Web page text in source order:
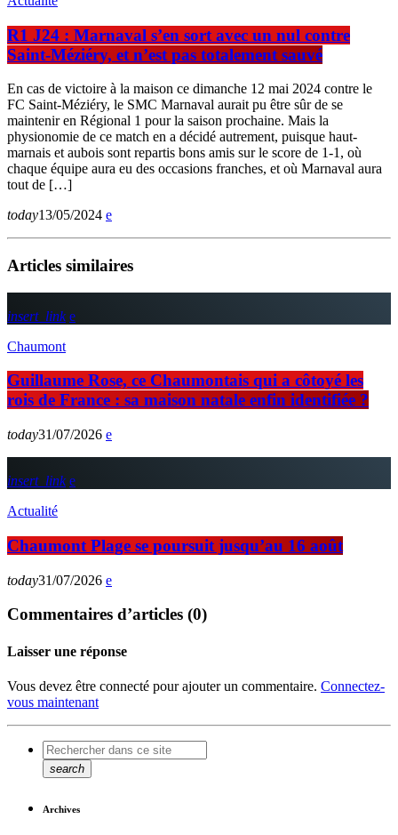
R1 J24 : Marnaval s’en sort avec un nul contre
Saint-Méziéry, et n’est pas totalement sauvé
En cas de victoire à la maison ce dimanche 12 mai 2024 contre le
FC Saint-Méziéry, le SMC Marnaval aurait pu être sûr de se
maintenir en Régional 1 pour la saison prochaine. Mais la
physionomie de ce match en a décidé autrement, puisque haut-
marnais et aubois sont repartis bons amis sur le score de 1-1, où
chaque équipe aura eu des occasions franches, et où Marnaval aura
tout de […]
today13/05/2024
Articles similaires
insert_link
Chaumont
Guillaume Rose, ce Chaumontais qui a côtoyé les
rois de France : sa maison natale enfin identifiée ?
today31/07/2026
insert_link
Actualité
Chaumont Plage se poursuit jusqu’au 16 août
today31/07/2026
Commentaires d’articles (0)
Laisser une réponse
Vous devez être connecté pour ajouter un commentaire. Connectez-
vous maintenant
search
Archives